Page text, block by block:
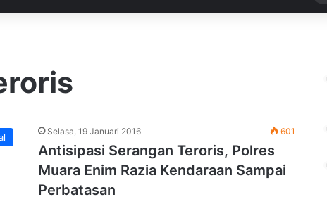
Selasa, 19 Januari 2016 601
Antisipasi Serangan Teroris, Polres
Muara Enim Razia Kendaraan Sampai
Perbatasan